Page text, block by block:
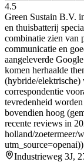
4.5
Green Sustain B.V.
en thuisbatterij
combinatie zien van
communicatie en
aangeleverde
komen herhaalde
(hybride/elektrische)
correspondentie
tevredenheid
bovendien hoog
recente reviews in
holland/zoetermeer/
utm_source=openai))
Industrieweg 3J,